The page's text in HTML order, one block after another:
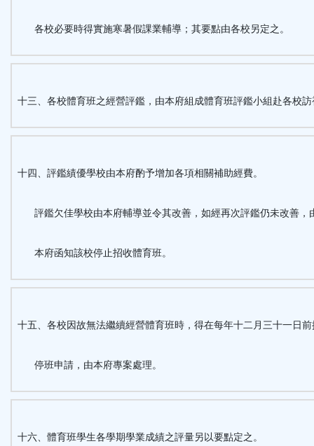
各校必要時得實施寒暑假課業輔導；其要點由各校另定之。
十三、各校體育班之經營評鑑，由本府組成體育班評鑑小組赴各校訪
十四、評鑑績優學校由本府酌予增加各項相關補助經費。
評鑑欠佳學校由本府輔導並令其改善，如經再次評鑑仍未改善，
本府函知該校停止招收體育班。
十五、各校因故無法繼續經營體育班時，得在每年十二月三十一日前
停班申請，由本府專案處理。
十六、體育班學生各學期學業成績之評量另以要點定之。